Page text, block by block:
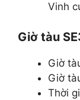
Vinh
Giờ tàu
Giờ
Giờ
Thời